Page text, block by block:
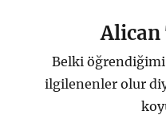
Alican
Belki
ilgilenenler olur